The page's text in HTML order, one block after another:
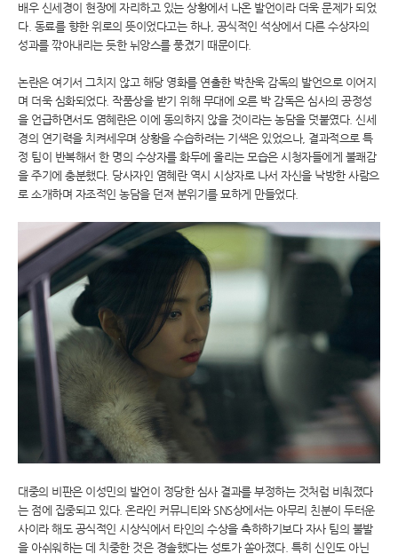
배우 신세경이 현장에 자리하고 있는 상황에서 나온 발언이라 더욱 문제가 되었
다. 동료를 향한 위로의 뜻이었다고는 하나, 공식적인 석상에서 다른 수상자의
성과를 깎아내리는 듯한 뉘앙스를 풍겼기 때문이다.
논란은 여기서 그치지 않고 해당 영화를 연출한 박찬욱 감독의 발언으로 이어지
며 더욱 심화되었다. 작품상을 받기 위해 무대에 오른 박 감독은 심사의 공정성
을 언급하면서도 염혜란은 이에 동의하지 않을 것이라는 농담을 덧붙였다. 신세
경의 연기력을 치켜세우며 상황을 수습하려는 기색은 있었으나, 결과적으로 특
정 팀이 반복해서 한 명의 수상자를 화두에 올리는 모습은 시청자들에게 불쾌감
을 주기에 충분했다. 당사자인 염혜란 역시 시상자로 나서 자신을 낙방한 사람으
로 소개하며 자조적인 농담을 던져 분위기를 묘하게 만들었다.
대중의 비판은 이성민의 발언이 정당한 심사 결과를 부정하는 것처럼 비춰졌다
는 점에 집중되고 있다. 온라인 커뮤니티와 SNS상에서는 아무리 친분이 두터운
사이라 해도 공식적인 시상식에서 타인의 수상을 축하하기보다 자사 팀의 불발
을 아쉬워하는 데 치중한 것은 경솔했다는 성토가 쏟아졌다. 특히 신인도 아닌